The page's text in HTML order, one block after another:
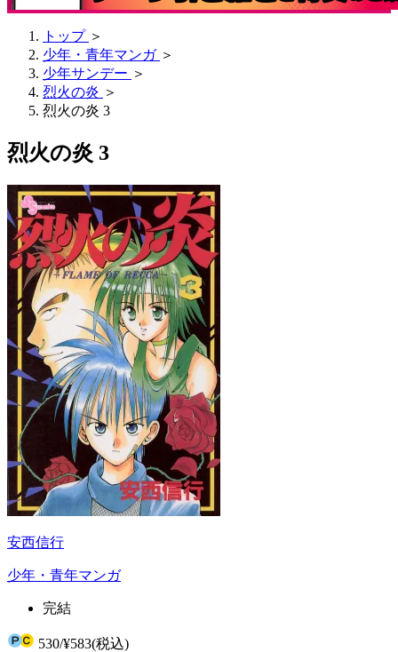
トップ ＞
少年・青年マンガ ＞
少年サンデー ＞
烈火の炎 ＞
烈火の炎 3
烈火の炎 3
安西信行
少年・青年マンガ
完結
530/¥583(税込)